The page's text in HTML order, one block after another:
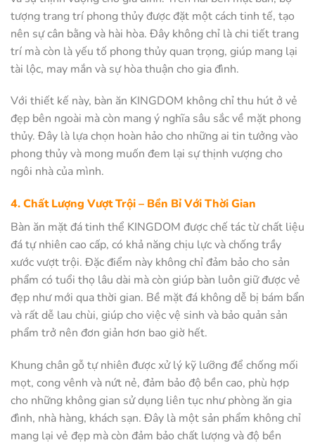
tượng trang trí phong thủy được đặt một cách tinh tế, tạo
nên sự cân bằng và hài hòa. Đây không chỉ là chi tiết trang
trí mà còn là yếu tố phong thủy quan trọng, giúp mang lại
tài lộc, may mắn và sự hòa thuận cho gia đình.
Với thiết kế này, bàn ăn KINGDOM không chỉ thu hút ở vẻ
đẹp bên ngoài mà còn mang ý nghĩa sâu sắc về mặt phong
thủy. Đây là lựa chọn hoàn hảo cho những ai tin tưởng vào
phong thủy và mong muốn đem lại sự thịnh vượng cho
ngôi nhà của mình.
4. Chất Lượng Vượt Trội – Bền Bỉ Với Thời Gian
Bàn ăn mặt đá tinh thể KINGDOM được chế tác từ chất liệu
đá tự nhiên cao cấp, có khả năng chịu lực và chống trầy
xước vượt trội. Đặc điểm này không chỉ đảm bảo cho sản
phẩm có tuổi thọ lâu dài mà còn giúp bàn luôn giữ được vẻ
đẹp như mới qua thời gian. Bề mặt đá không dễ bị bám bẩn
và rất dễ lau chùi, giúp cho việc vệ sinh và bảo quản sản
phẩm trở nên đơn giản hơn bao giờ hết.
Khung chân gỗ tự nhiên được xử lý kỹ lưỡng để chống mối
mọt, cong vênh và nứt nẻ, đảm bảo độ bền cao, phù hợp
cho những không gian sử dụng liên tục như phòng ăn gia
đình, nhà hàng, khách sạn. Đây là một sản phẩm không chỉ
mang lại vẻ đẹp mà còn đảm bảo chất lượng và độ bền